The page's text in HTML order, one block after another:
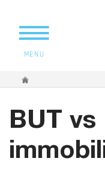
MENU
Vous êtes ici
BUT vs